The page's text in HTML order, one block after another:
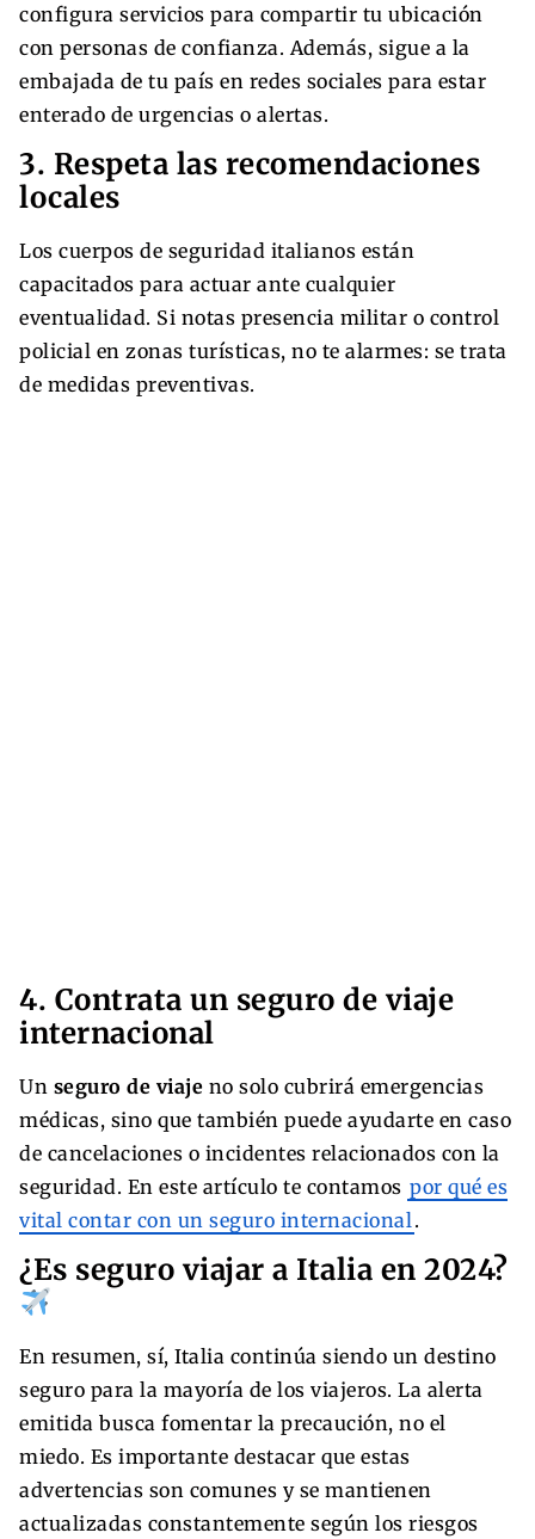
configura servicios para compartir tu ubicación
con personas de confianza. Además, sigue a la
embajada de tu país en redes sociales para estar
enterado de urgencias o alertas.
3. Respeta las recomendaciones
locales
Los cuerpos de seguridad italianos están
capacitados para actuar ante cualquier
eventualidad. Si notas presencia militar o control
policial en zonas turísticas, no te alarmes: se trata
de medidas preventivas.
4. Contrata un seguro de viaje
internacional
Un seguro de viaje no solo cubrirá emergencias
médicas, sino que también puede ayudarte en caso
de cancelaciones o incidentes relacionados con la
seguridad. En este artículo te contamos por qué es
vital contar con un seguro internacional .
¿Es seguro viajar a Italia en 2024?
En resumen, sí, Italia continúa siendo un destino
seguro para la mayoría de los viajeros. La alerta
emitida busca fomentar la precaución, no el
miedo. Es importante destacar que estas
advertencias son comunes y se mantienen
actualizadas constantemente según los riesgos